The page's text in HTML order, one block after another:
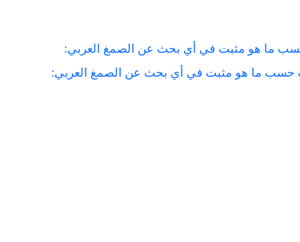
حسب ما هو مثبت في أي بحث عن الصمغ العربي:
حسب ما هو مثبت في أي بحث عن الصمغ العربي: